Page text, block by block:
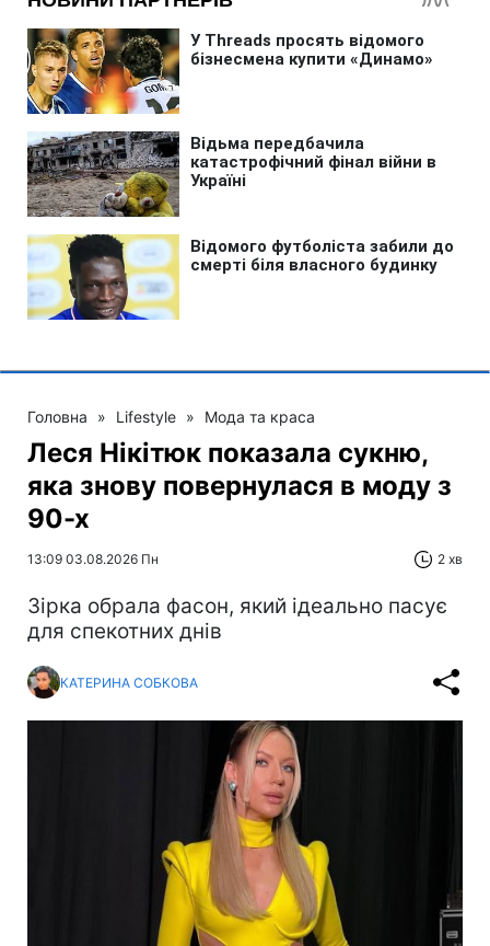
Головна » Lifestyle » Мода та краса
Леся Нікітюк показала сукню,
яка знову повернулася в моду з
90-х
13:09 03.08.2026 Пн 2 хв
Зірка обрала фасон, який ідеально пасує
для спекотних днів
КАТЕРИНА СОБКОВА